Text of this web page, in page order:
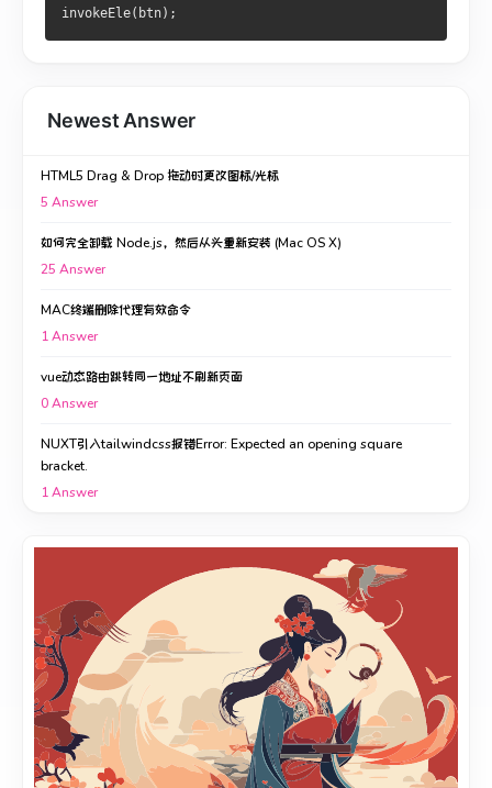
invokeEle(btn);
Newest Answer
HTML5 Drag & Drop 拖动时更改图标/光标
5 Answer
如何完全卸载 Node.js，然后从头重新安装 (Mac OS X)
25 Answer
MAC终端删除代理有效命令
1Answer
vue动态路由跳转同一地址不刷新页面
0Answer
NUXT引入tailwindcss报错Error: Expected an opening square
bracket.
1Answer